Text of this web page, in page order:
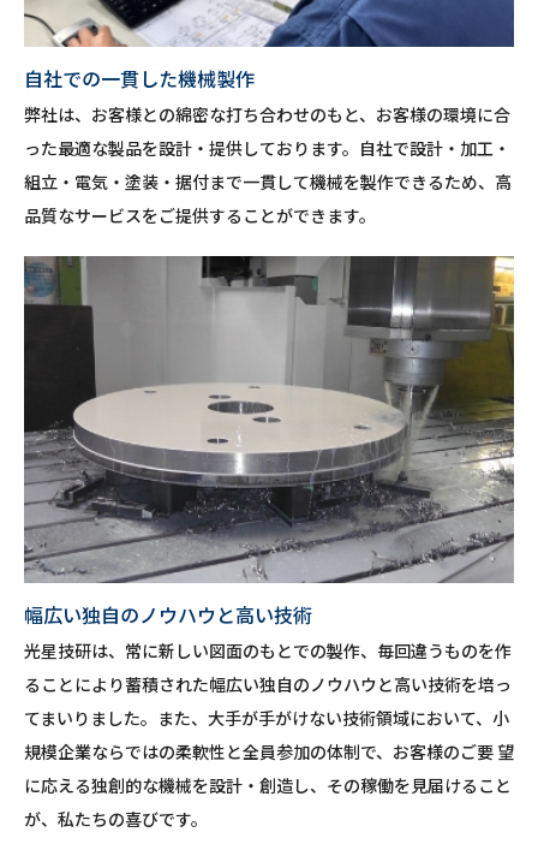
自社での一貫した機械製作
弊社は、お客様との綿密な打ち合わせのもと、お客様の環境に合
った最適な製品を設計・提供しております。自社で設計・加工・
組立・電気・塗装・据付まで一貫して機械を製作できるため、高
品質なサービスをご提供することができます。
幅広い独自のノウハウと高い技術
光星技研は、常に新しい図面のもとでの製作、毎回違うものを作
ることにより蓄積された幅広い独自のノウハウと高い技術を培っ
てまいりました。また、大手が手がけない技術領域において、小
規模企業ならではの柔軟性と全員参加の体制で、お客様のご要 望
に応える独創的な機械を設計・創造し、その稼働を見届けること
が、私たちの喜びです。